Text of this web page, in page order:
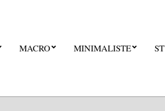
MACRO MINIMALISTE